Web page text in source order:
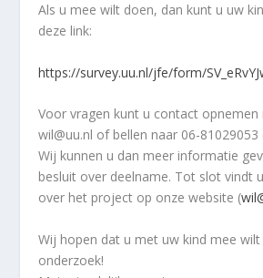
Als u mee wilt doen, dan kunt u uw
deze link:
https://survey.uu.nl/jfe/form/
Voor vragen kunt u contact opnemen
wil@uu.nl of bellen naar 06-
Wij kunnen u dan meer informatie
besluit over deelname. Tot slot vindt
over het project op onze website (
Wij hopen dat u met uw kind mee
onderzoek!